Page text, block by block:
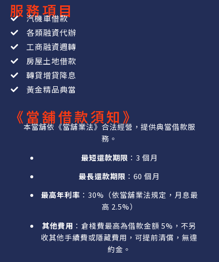
服務項目
汽機車借款
各類融資代辦
工商融資週轉
房屋土地借款
轉貸增貸降息
黃金精品典當
《當舖借款須知》
本當舖依《當舖業法》合法經營，提供典當借款服
務。
最短還款期限 ：3 個月
最長還款期限 ：60 個月
最高年利率 ：30%（依當舖業法規定，月息最
高 2.5%）
其他費用 ：倉棧費最高為借款金額 5%，不另
收其他手續費或隱藏費用，可提前清償，無違
約金。